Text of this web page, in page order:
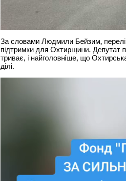
За словами Людмили Бейзим,
підтримки для Охтирщини. Депутат
триває, і найголовніше, що
ділі.